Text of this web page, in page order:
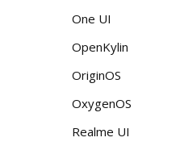
One UI
OpenKylin
OriginOS
OxygenOS
Realme UI